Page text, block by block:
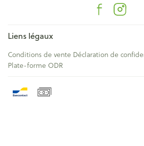
Liens légaux
Conditions de vente Déclaration de
Plate-forme ODR